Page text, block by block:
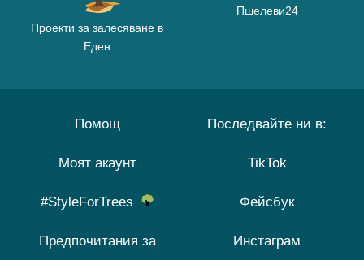
Проекти за залесяване в
Еден
Пшелеви24
Помощ
Моят акаунт
#StyleForTrees
Предпочитания за
Последвайте ни в:
TikTok
Фейсбук
Инстаграм